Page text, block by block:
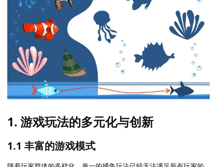
1. 游戏玩法的多元化与创新
1.1 丰富的游戏模式